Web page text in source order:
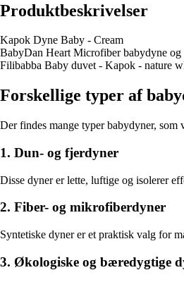
Produktbeskrivelser
Kapok Dyne Baby - Cream
BabyDan Heart Microfiber babydyne
Filibabba Baby duvet - Kapok - nature
Forskellige typer af
Der findes mange typer babydyner,
1. Dun- og fjerdyner
Disse dyner er lette, luftige og isolerer
2. Fiber- og mikrofiberdyner
Syntetiske dyner er et praktisk valg for
3. Økologiske og bæredygtige